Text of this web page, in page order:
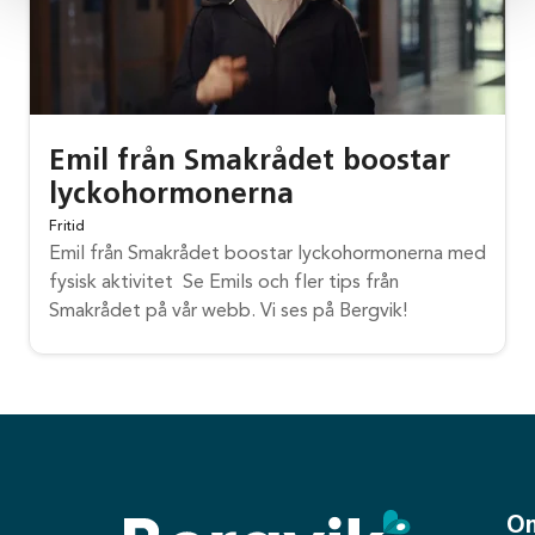
Emil från Smakrådet boostar
lyckohormonerna
Fritid
Emil från Smakrådet boostar lyckohormonerna med
fysisk aktivitet ‍️‍️‍️ Se Emils och fler tips från
Smakrådet på vår webb. Vi ses på Bergvik!